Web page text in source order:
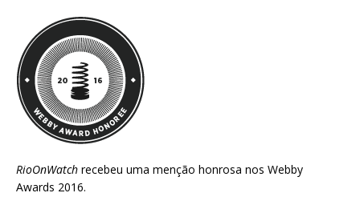
RioOnWatch recebeu uma menção honrosa nos Webby
Awards 2016.